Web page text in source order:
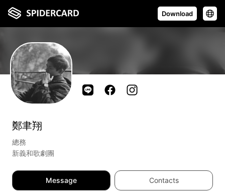
Download
鄭聿翔
總務
新義和歌劇團
Message Contacts